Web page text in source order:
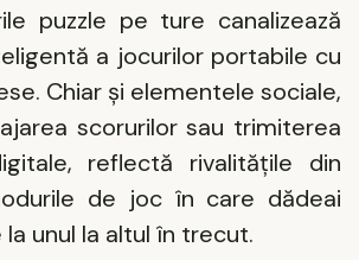
puzzle pe ture canalizează
a jocurilor portabile cu
Chiar și elementele sociale,
scorurilor sau trimiterea
reflectă rivalitățile din
de joc în care dădeai
unul la altul în trecut.